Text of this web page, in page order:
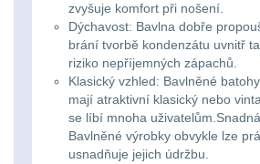
Svítilny
26650
baterie
batohům
Laserové značkovače9
Držiaky a
príslušenstvo34
zvyšuje komfort při nošení.
Dýchavost: Bavlna dobře
brání tvorbě kondenzátu uvnitř
riziko nepříjemných zápachů.
Klasický vzhled: Bavlněné
mají atraktivní klasický nebo
se líbí mnoha
Bavlněné výrobky obvykle lze
usnadňuje jejich údržbu.